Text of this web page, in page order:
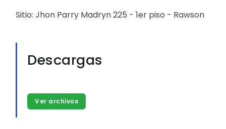
Sitio: Jhon Parry Madryn 225 - 1er piso - Rawson
Descargas
Ver archivos